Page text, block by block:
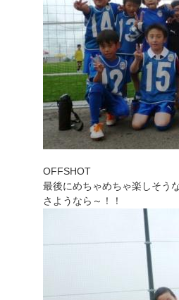
OFFSHOT
最後にめちゃめちゃ楽しそう
さようなら～！！